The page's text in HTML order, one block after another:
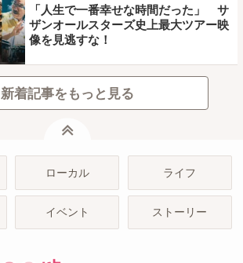
「人生で一番幸せな時間だった」 サ
ザンオールスターズ史上最大ツアー映
像を見逃すな！
新着記事をもっと見る
ローカル ライフ
イベント ストーリー